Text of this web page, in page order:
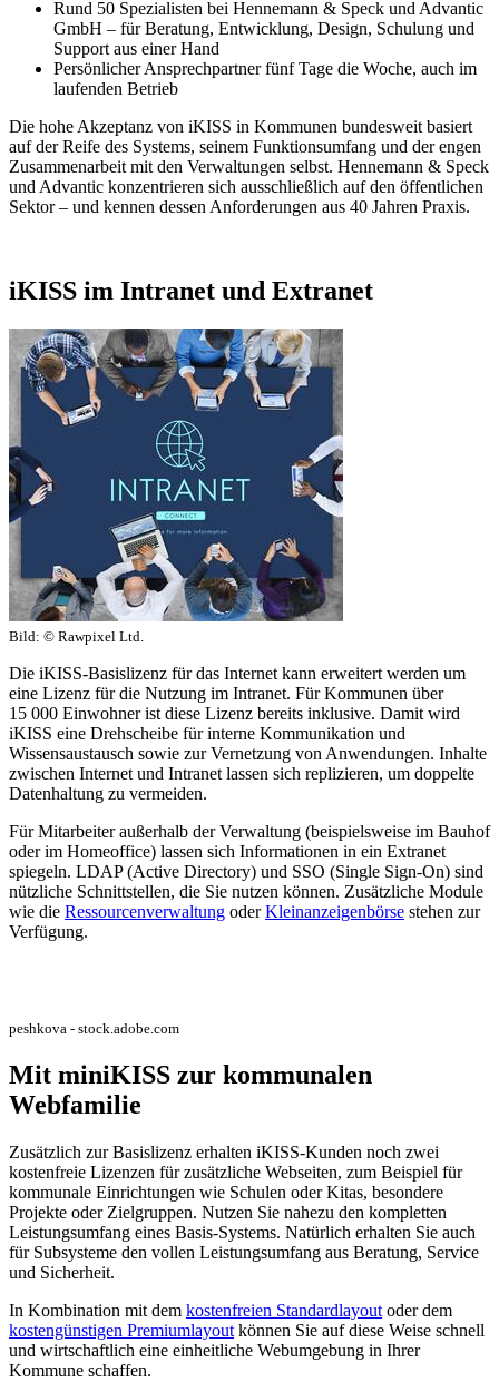
Rund 50 Spezialisten bei Hennemann & Speck und Advantic
GmbH – für Beratung, Entwicklung, Design, Schulung und
Support aus einer Hand
Persönlicher Ansprechpartner fünf Tage die Woche, auch im
laufenden Betrieb
Die hohe Akzeptanz von iKISS in Kommunen bundesweit basiert
auf der Reife des Systems, seinem Funktionsumfang und der engen
Zusammenarbeit mit den Verwaltungen selbst. Hennemann & Speck
und Advantic konzentrieren sich ausschließlich auf den öffentlichen
Sektor – und kennen dessen Anforderungen aus 40 Jahren Praxis.
iKISS im Intranet und Extranet
Bild: © Rawpixel Ltd.
Die iKISS-Basislizenz für das Internet kann erweitert werden um
eine Lizenz für die Nutzung im Intranet. Für Kommunen über
15 000 Einwohner ist diese Lizenz bereits inklusive. Damit wird
iKISS eine Drehscheibe für interne Kommunikation und
Wissensaustausch sowie zur Vernetzung von Anwendungen. Inhalte
zwischen Internet und Intranet lassen sich replizieren, um doppelte
Datenhaltung zu vermeiden.
Für Mitarbeiter außerhalb der Verwaltung (beispielsweise im Bauhof
oder im Homeoffice) lassen sich Informationen in ein Extranet
spiegeln. LDAP (Active Directory) und SSO (Single Sign-On) sind
nützliche Schnittstellen, die Sie nutzen können. Zusätzliche Module
wie die Ressourcenverwaltung oderKleinanzeigenbörse stehen zur
Verfügung.
peshkova - stock.adobe.com
Mit miniKISS zur kommunalen
Webfamilie
Zusätzlich zur Basislizenz erhalten iKISS-Kunden noch zwei
kostenfreie Lizenzen für zusätzliche Webseiten, zum Beispiel für
kommunale Einrichtungen wie Schulen oder Kitas, besondere
Projekte oder Zielgruppen. Nutzen Sie nahezu den kompletten
Leistungsumfang eines Basis-Systems. Natürlich erhalten Sie auch
für Subsysteme den vollen Leistungsumfang aus Beratung, Service
und Sicherheit.
In Kombination mit dem kostenfreien Standardlayout oder dem
kostengünstigen Premiumlayout können Sie auf diese Weise schnell
und wirtschaftlich eine einheitliche Webumgebung in Ihrer
Kommune schaffen.